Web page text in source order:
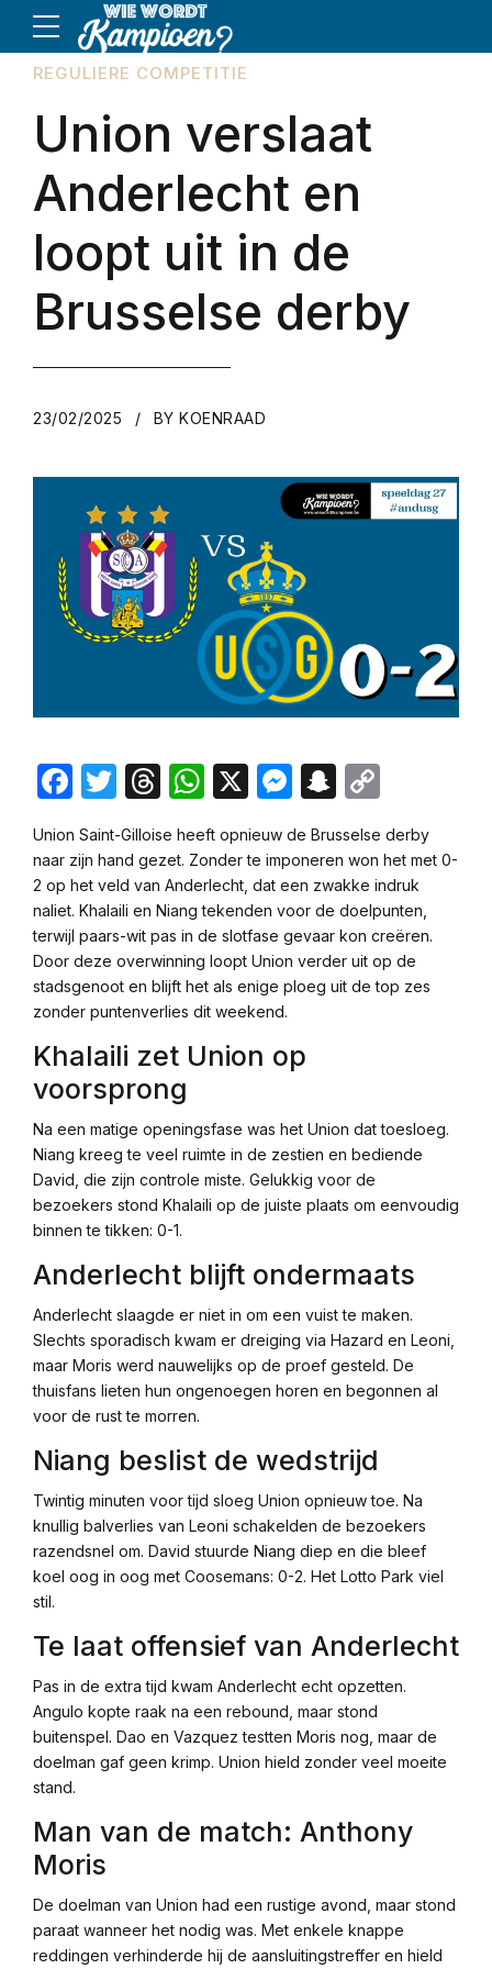
REGULIERE COMPETITIE
Union verslaat
Anderlecht en
loopt uit in de
Brusselse derby
23/02/2025 BY KOENRAAD
Facebook
Twitter
Threads
WhatsApp
X Messenger
Snapchat
Union Saint-Gilloise heeft opnieuw de Brusselse derby
naar zijn hand gezet. Zonder te imponeren won het met 0-
2 op het veld van Anderlecht, dat een zwakke indruk
naliet. Khalaili en Niang tekenden voor de doelpunten,
terwijl paars-wit pas in de slotfase gevaar kon creëren.
Door deze overwinning loopt Union verder uit op de
stadsgenoot en blijft het als enige ploeg uit de top zes
zonder puntenverlies dit weekend.
Khalaili zet Union op
voorsprong
Na een matige openingsfase was het Union dat toesloeg.
Niang kreeg te veel ruimte in de zestien en bediende
David, die zijn controle miste. Gelukkig voor de
bezoekers stond Khalaili op de juiste plaats om eenvoudig
binnen te tikken: 0-1.
Anderlecht blijft ondermaats
Anderlecht slaagde er niet in om een vuist te maken.
Slechts sporadisch kwam er dreiging via Hazard en Leoni,
maar Moris werd nauwelijks op de proef gesteld. De
thuisfans lieten hun ongenoegen horen en begonnen al
voor de rust te morren.
Niang beslist de wedstrijd
Twintig minuten voor tijd sloeg Union opnieuw toe. Na
knullig balverlies van Leoni schakelden de bezoekers
razendsnel om. David stuurde Niang diep en die bleef
koel oog in oog met Coosemans: 0-2. Het Lotto Park viel
stil.
Te laat offensief van Anderlecht
Pas in de extra tijd kwam Anderlecht echt opzetten.
Angulo kopte raak na een rebound, maar stond
buitenspel. Dao en Vazquez testten Moris nog, maar de
doelman gaf geen krimp. Union hield zonder veel moeite
stand.
Man van de match: Anthony
Moris
De doelman van Union had een rustige avond, maar stond
paraat wanneer het nodig was. Met enkele knappe
reddingen verhinderde hij de aansluitingstreffer en hield